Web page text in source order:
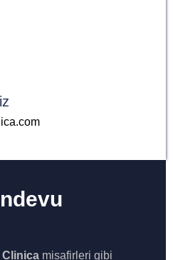
Clinica misafirleri gibi